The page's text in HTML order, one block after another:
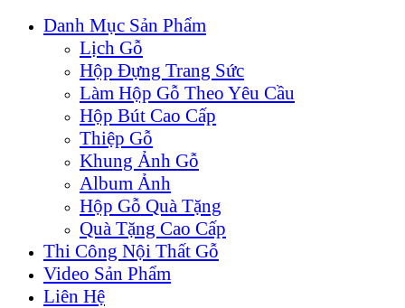
Danh Mục Sản Phẩm
Lịch Gỗ
Hộp Đựng Trang Sức
Làm Hộp Gỗ Theo Yêu Cầu
Hộp Bút Cao Cấp
Thiệp Gỗ
Khung Ảnh Gỗ
Album Ảnh
Hộp Gỗ Quà Tặng
Quà Tặng Cao Cấp
Thi Công Nội Thất Gỗ
Video Sản Phẩm
Liên Hệ